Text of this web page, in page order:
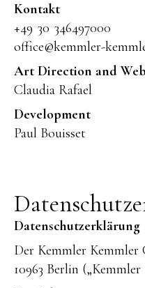
Kontakt
+49 30 346497000
office@kemmler-
Art Direction and
Claudia Rafael
Development
Paul Bouisset
Datenschutzerklärung
Der Kemmler Kemmler
10963 Berlin